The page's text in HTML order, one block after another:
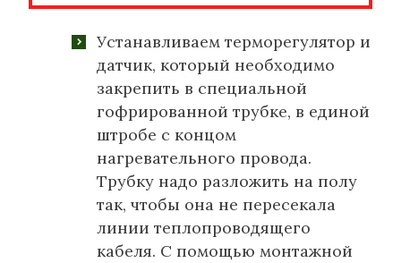
Устанавливаем терморегулятор и
датчик, который необходимо
закрепить в специальной
гофрированной трубке, в единой
штробе с концом
нагревательного провода.
Трубку надо разложить на полу
так, чтобы она не пересекала
линии теплопроводящего
кабеля. С помощью монтажной